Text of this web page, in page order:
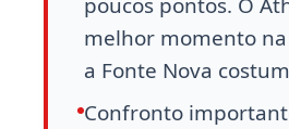
melhor momento
a Fonte Nova
Confronto